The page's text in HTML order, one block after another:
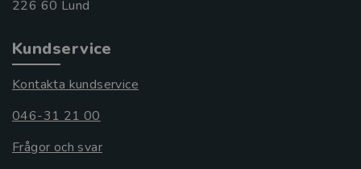
Kundservice
Kontakta kundservice
046-31 21 00
Frågor och svar